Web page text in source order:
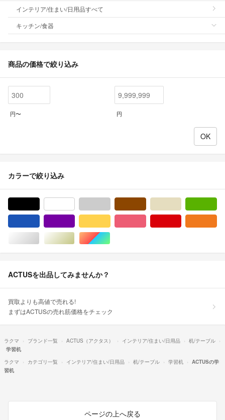
インテリア/住まい/日用品すべて
キッチン/食器
商品の価格で絞り込み
円〜 円
カラーで絞り込み
シルバー/銀色系ゴールド/金色系マルチカラー
ACTUSを出品してみませんか？
買取よりも高値で売れる!
まずはACTUSの売れ筋価格をチェック
ラクマ ブランド一覧 ACTUS（アクタス） インテリア/住まい/日用品
机/テーブル
学習机
ラクマ
カテゴリ一覧 インテリア/住まい/日用品 机/テーブル 学習机
ACTUSの学
習机
ページの上へ戻る